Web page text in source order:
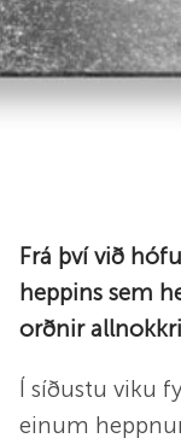
Frá því við
heppins sem
orðnir
Í síðustu viku
einum